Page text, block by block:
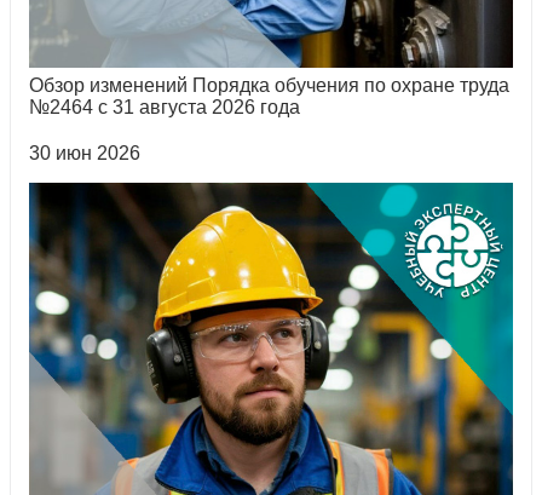
Обзор изменений Порядка обучения по охране труда
№2464 с 31 августа 2026 года
30 июн 2026